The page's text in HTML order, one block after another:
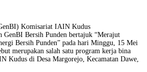
Komisariat IAIN Kudus
GenBI Bersih Punden bertajuk “Merajut
Bersih Punden” pada hari Minggu, 15 Mei
merupakan salah satu program kerja bina
Kudus di Desa Margorejo, Kecamatan Dawe,